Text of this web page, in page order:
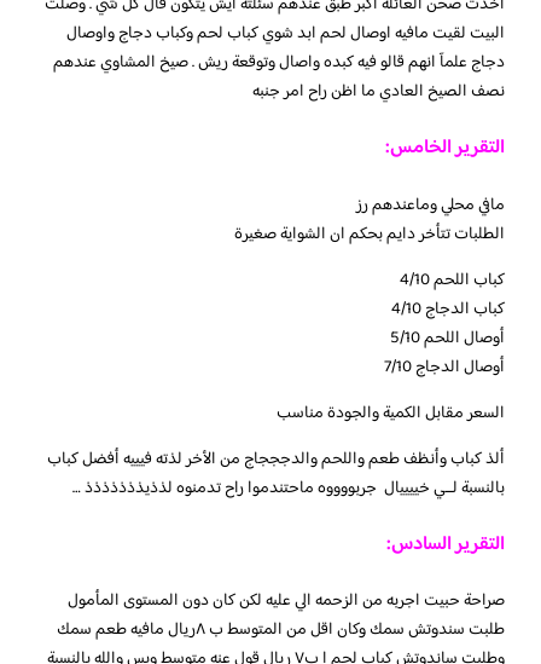
البيت لقيت مافيه اوصال لحم ابد شوي كباب لحم وكباب دجاج واوصال
دجاج علمآ انهم قالو فيه كبده واصال وتوقعة ريش . صيخ المشاوي عندهم
نصف الصيخ العادي ما اظن راح امر جنبه
التقرير الخامس:
مافي محلي وماعندهم رز
الطلبات تتأخر دايم بحكم ان الشواية صغيرة
كباب اللحم 4/10
كباب الدجاج 4/10
أوصال اللحم 5/10
أوصال الدجاج 7/10
السعر مقابل الكمية والجودة مناسب
ألذ كباب وأنظف طعم واللحم والدجججاج من الأخر لذته فيييه أفضل كباب
بالنسبة لــي خييييال جربووووه ماحتندموا راح تدمنوه لذذيذذذذذذذ …
التقرير السادس:
صراحة حبيت اجربه من الزحمه الي عليه لكن كان دون المستوى المأمول
طلبت سندوتش سمك وكان اقل من المتوسط ب ٨ريال مافيه طعم سمك